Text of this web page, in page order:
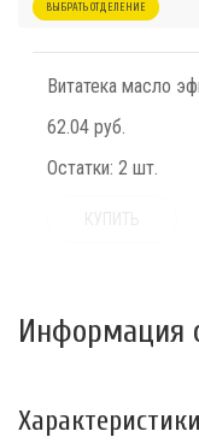
ВЫБРАТЬ ОТДЕЛЕНИЕ
Витатека масло
62.04 руб.
Остатки: 2 шт.
Информация
Характеристики